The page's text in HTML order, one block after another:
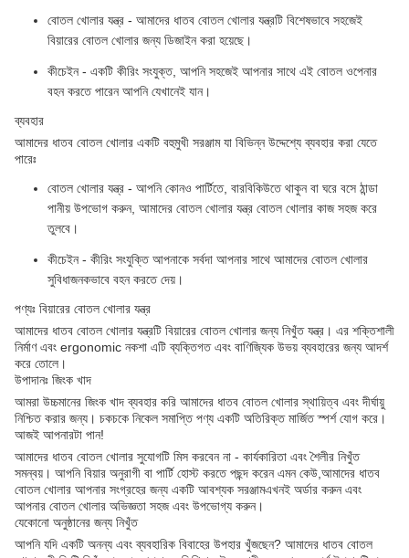
বোতল খোলার যন্ত্র - আমাদের ধাতব বোতল খোলার যন্ত্রটি বিশেষভাবে সহজেই
বিয়ারের বোতল খোলার জন্য ডিজাইন করা হয়েছে।
কীচেইন - একটি কীরিং সংযুক্ত, আপনি সহজেই আপনার সাথে এই বোতল ওপেনার
বহন করতে পারেন আপনি যেখানেই যান।
ব্যবহার
আমাদের ধাতব বোতল খোলার একটি বহুমুখী সরঞ্জাম যা বিভিন্ন উদ্দেশ্যে ব্যবহার করা যেতে
পারেঃ
বোতল খোলার যন্ত্র - আপনি কোনও পার্টিতে, বারবিকিউতে থাকুন বা ঘরে বসে ঠান্ডা
পানীয় উপভোগ করুন, আমাদের বোতল খোলার যন্ত্র বোতল খোলার কাজ সহজ করে
তুলবে।
কীচেইন - কীরিং সংযুক্তি আপনাকে সর্বদা আপনার সাথে আমাদের বোতল খোলার
সুবিধাজনকভাবে বহন করতে দেয়।
পণ্যঃ বিয়ারের বোতল খোলার যন্ত্র
আমাদের ধাতব বোতল খোলার যন্ত্রটি বিয়ারের বোতল খোলার জন্য নিখুঁত যন্ত্র। এর শক্তিশালী
নির্মাণ এবং ergonomic নকশা এটি ব্যক্তিগত এবং বাণিজ্যিক উভয় ব্যবহারের জন্য আদর্শ
করে তোলে।
উপাদানঃ জিংক খাদ
আমরা উচ্চমানের জিংক খাদ ব্যবহার করি আমাদের ধাতব বোতল খোলার স্থায়িত্ব এবং দীর্ঘায়ু
নিশ্চিত করার জন্য। চকচকে নিকেল সমাপ্তি পণ্য একটি অতিরিক্ত মার্জিত স্পর্শ যোগ করে।
আজই আপনারটা পান!
আমাদের ধাতব বোতল খোলার সুযোগটি মিস করবেন না - কার্যকারিতা এবং শৈলীর নিখুঁত
সমন্বয়। আপনি বিয়ার অনুরাগী বা পার্টি হোস্ট করতে পছন্দ করেন এমন কেউ,আমাদের ধাতব
বোতল খোলার আপনার সংগ্রহের জন্য একটি আবশ্যক সরঞ্জামএখনই অর্ডার করুন এবং
আপনার বোতল খোলার অভিজ্ঞতা সহজ এবং উপভোগ্য করুন।
যেকোনো অনুষ্ঠানের জন্য নিখুঁত
আপনি যদি একটি অনন্য এবং ব্যবহারিক বিবাহের উপহার খুঁজছেন? আমাদের ধাতব বোতল